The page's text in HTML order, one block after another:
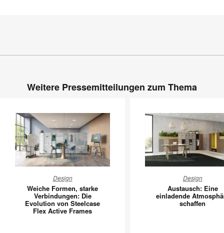
Weitere Pressemitteilungen zum Thema
Formen,
starke
Verbindungen:
Design
Weiche Formen, starke
Verbindungen: Die
Evolution von Steelcase
Flex Active Frames
Eine
Design
Austausch: Eine
einladende
schaffen